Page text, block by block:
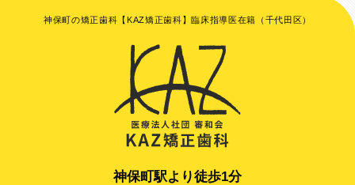
神保町の矯正歯科【KAZ矯正歯科】臨床指導医在籍（千代田区）
神保町駅より徒歩1分